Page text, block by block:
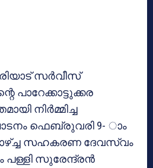
സര്‍വീസ്
പാറേക്കാട്ടുക്കര
നിര്‍മ്മിച്ച
ഫെബ്രുവരി 9- ാം
സഹകരണ ദേവസ്വം
പള്ളി സുരേന്ദ്രന്‍